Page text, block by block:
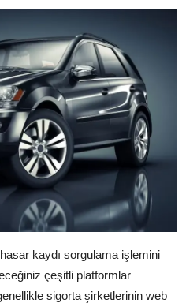
kaydı sorgulama işlemini
çeşitli platformlar
sigorta şirketlerinin web